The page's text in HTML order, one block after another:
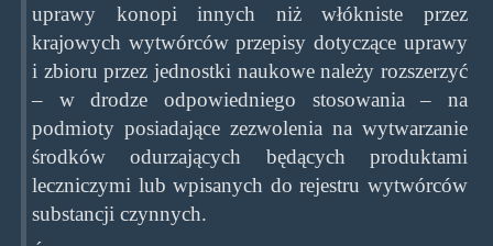
uprawy konopi innych niż włókniste przez
krajowych wytwórców przepisy dotyczące uprawy
i zbioru przez jednostki naukowe należy rozszerzyć
– w drodze odpowiedniego stosowania – na
podmioty posiadające zezwolenia na wytwarzanie
środków odurzających będących produktami
leczniczymi lub wpisanych do rejestru wytwórców
substancji czynnych.